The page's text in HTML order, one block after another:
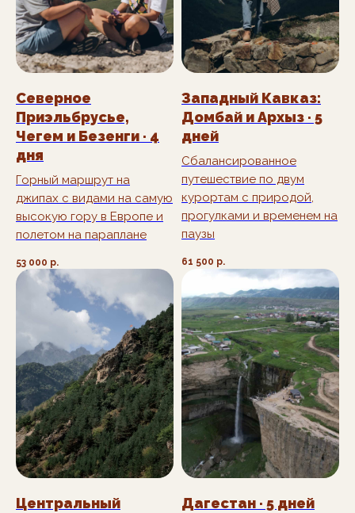
Северное
Приэльбрусье,
Чегем и Безенги · 4
дня
Горный маршрут на
джипах с видами на самую
высокую гору в Европе и
полетом на параплане
53 000 р.
Западный Кавказ:
Домбай и Архыз · 5
дней
Сбалансированное
путешествие по двум
курортам с природой,
прогулками и временем на
паузы
61 500 р.
Центральный
Дагестан · 5 дней
Или напишите нам
Я соглашаюсь сполитикой
конфиденциальности
ПОДОБРАТЬ ТУР ПОД МОЙ ГРАФИК
Личноотвечаю за
качество